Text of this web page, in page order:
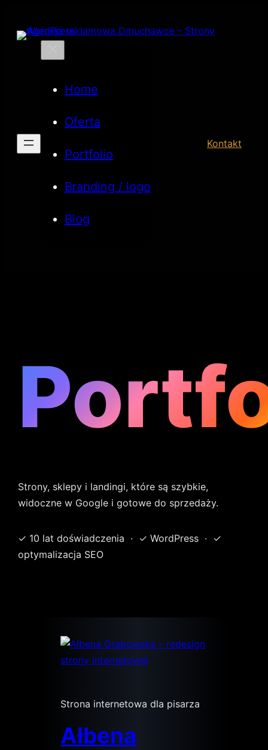
Home
Oferta
Portfolio
Branding / logo
Blog
Kontakt
Strony, sklepy i landingi, które są szybkie,
widoczne w Google i gotowe do sprzedaży.
✓ 10 lat doświadczenia · ✓ WordPress · ✓
optymalizacja SEO
Strona internetowa dla pisarza
Ałbena